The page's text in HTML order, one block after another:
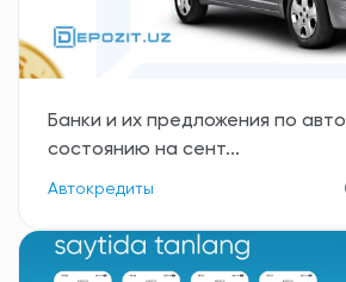
Банки и их предложения по
состоянию на сент...
Автокредиты